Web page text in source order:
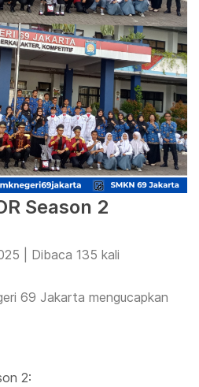
Season 2
| Dibaca 135 kali
69 Jakarta mengucapkan
2: